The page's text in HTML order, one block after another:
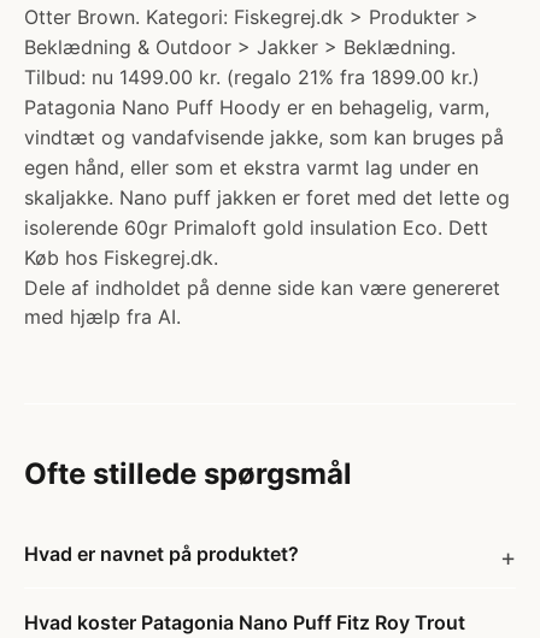
Otter Brown. Kategori: Fiskegrej.dk > Produkter >
Beklædning & Outdoor > Jakker > Beklædning.
Tilbud: nu 1499.00 kr. (regalo 21% fra 1899.00 kr.)
Patagonia Nano Puff Hoody er en behagelig, varm,
vindtæt og vandafvisende jakke, som kan bruges på
egen hånd, eller som et ekstra varmt lag under en
skaljakke. Nano puff jakken er foret med det lette og
isolerende 60gr Primaloft gold insulation Eco. Dett
Køb hos Fiskegrej.dk.
Dele af indholdet på denne side kan være genereret
med hjælp fra AI.
Ofte stillede spørgsmål
Hvad er navnet på produktet?
Hvad koster Patagonia Nano Puff Fitz Roy Trout